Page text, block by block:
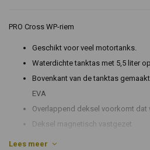
PRO Cross WP-riem
Geschikt voor veel motortanks.
Waterdichte tanktas met 5,5 liter
Bovenkant van de tanktas
EVA
Overlappend deksel voorkomt dat
Deksel magnetisch vastgezet
Lees meer